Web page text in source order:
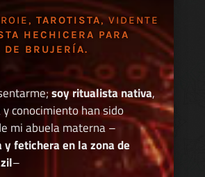
TAROTISTA, VIDENTE
HECHICERA PARA
DE BRUJERÍA.
soy ritualista nativa,
conocimiento han sido
mi abuela materna –
y fetichera en la zona de
–